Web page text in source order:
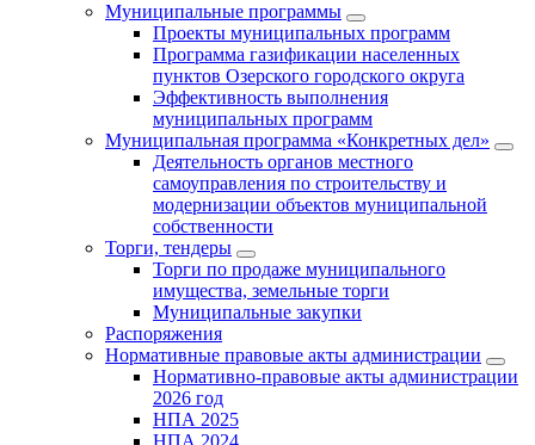
Муниципальные программы
Проекты муниципальных программ
Программа газификации населенных
пунктов Озерского городского округа
Эффективность выполнения
муниципальных программ
Муниципальная программа «Конкретных дел»
Деятельность органов местного
самоуправления по строительству и
модернизации объектов муниципальной
собственности
Торги, тендеры
Торги по продаже муниципального
имущества, земельные торги
Муниципальные закупки
Распоряжения
Нормативные правовые акты администрации
Нормативно-правовые акты администрации
2026 год
НПА 2025